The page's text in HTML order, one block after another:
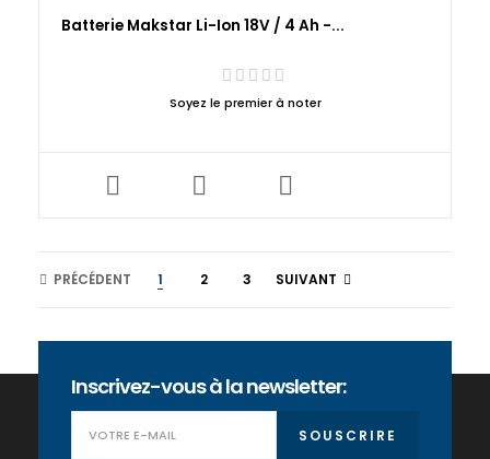
Batterie Makstar Li-Ion 18V / 4 Ah -...
Soyez le premier à noter
PRÉCÉDENT 1 2 3 SUIVANT
Inscrivez-vous à la newsletter:
SOUSCRIRE